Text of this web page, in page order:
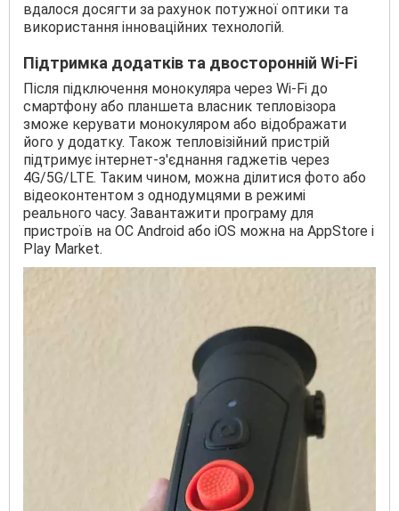
вдалося досягти за рахунок потужної оптики та
використання інноваційних технологій.
Підтримка додатків та двосторонній Wi-Fi
Після підключення монокуляра через Wi-Fi до
смартфону або планшета власник тепловізора
зможе керувати монокуляром або відображати
його у додатку. Також тепловізійний пристрій
підтримує інтернет-з'єднання гаджетів через
4G/5G/LTE. Таким чином, можна ділитися фото або
відеоконтентом з однодумцями в режимі
реального часу. Завантажити програму для
пристроїв на ОС Android або iOS можна на AppStore і
Play Market.